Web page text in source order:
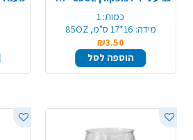
כמות: 1
מידה: 16*17 ס"מ, 85OZ
₪3.50
הוספה לסל